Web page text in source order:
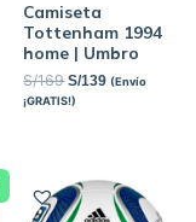
Camiseta
Tottenham 1994
home | Umbro
S/169 S/139 (Envío
¡GRATIS!)